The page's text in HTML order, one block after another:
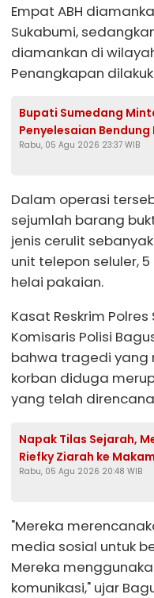
Empat ABH
Sukabumi,
diamankan di
Penangkapan
Bupati Sumedang
Penyelesaian
Belum Berfungsi Optimal
Rabu, 05 Agu 2026 23:37 WIB
Dalam operasi
sejumlah barang
jenis cerulit
unit telepon seluler,
helai pakaian.
Kasat Reskrim
Komisaris Polisi
bahwa tragedi yang
korban diduga
yang telah
Napak Tilas Sejarah,
Riefky Ziarah ke
Sumedang
Rabu, 05 Agu 2026 20:48 WIB
"Mereka
media sosial untuk
Mereka
komunikasi," ujar